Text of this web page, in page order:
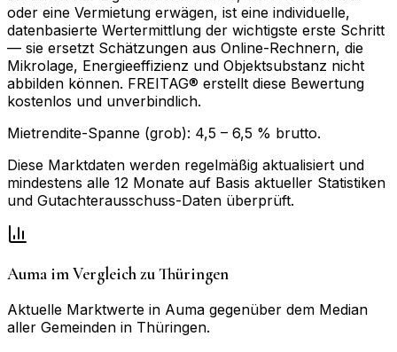
oder eine Vermietung erwägen, ist eine individuelle,
datenbasierte Wertermittlung der wichtigste erste Schritt
— sie ersetzt Schätzungen aus Online-Rechnern, die
Mikrolage, Energieeffizienz und Objektsubstanz nicht
abbilden können. FREITAG® erstellt diese Bewertung
kostenlos und unverbindlich.
Mietrendite-Spanne (grob): 4,5 – 6,5 % brutto.
Diese Marktdaten werden regelmäßig aktualisiert und
mindestens alle 12 Monate auf Basis aktueller Statistiken
und Gutachterausschuss-Daten überprüft.
Auma im Vergleich zuThüringen
Aktuelle Marktwerte in Auma gegenüber dem Median
aller Gemeinden in Thüringen.